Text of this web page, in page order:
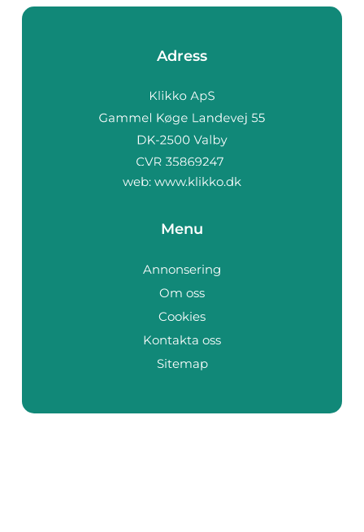
Adress
web: www.klikko.dk
Menu
Annonsering
Om oss
Cookies
Kontakta oss
Sitemap